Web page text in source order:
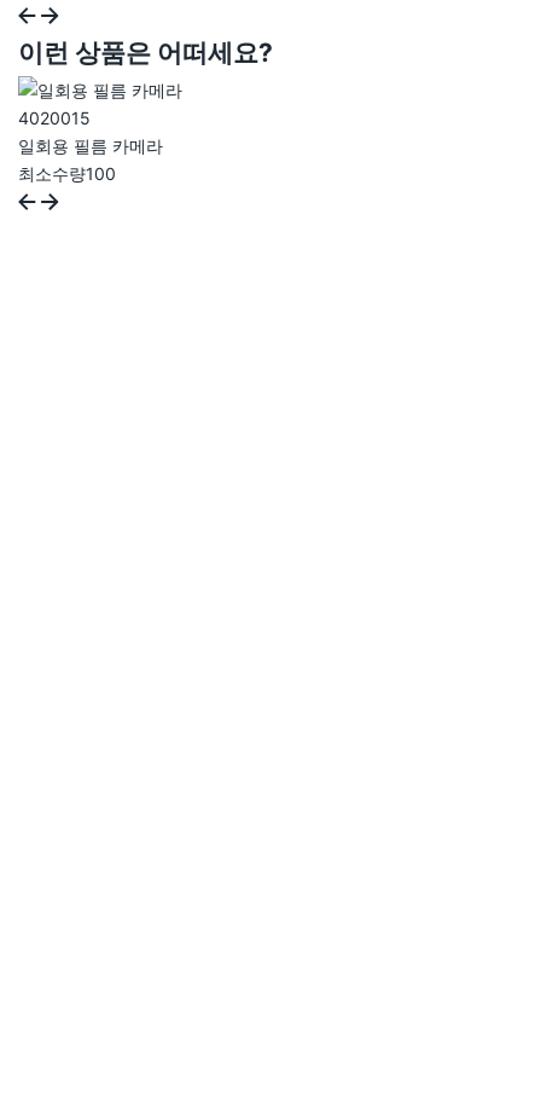
이런 상품은 어떠세요?
4020015
일회용 필름 카메라
최소수량100